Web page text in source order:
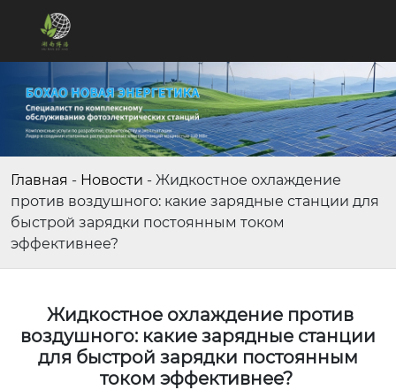
Главная - Новости - Жидкостное охлаждение
против воздушного: какие зарядные станции для
быстрой зарядки постоянным током
эффективнее?
Жидкостное охлаждение против
воздушного: какие зарядные станции
для быстрой зарядки постоянным
током эффективнее?